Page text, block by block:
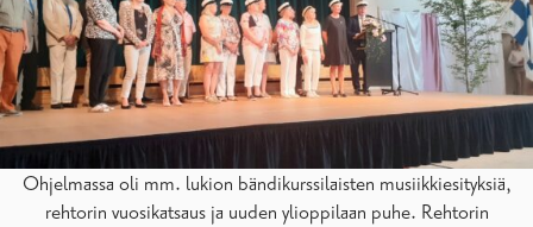
Ohjelmassa oli mm. lukion bändikurssilaisten musiikkiesityksiä,
rehtorin vuosikatsaus ja uuden ylioppilaan puhe. Rehtorin